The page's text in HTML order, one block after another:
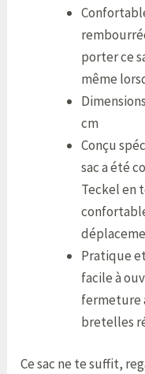
porter ce
même
Dimensions
cm
Conçu
sac a été
Teckel en
Pratique
facile à
fermeture
bretelles
Ce sac ne te suffit,